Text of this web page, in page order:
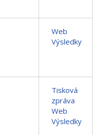
Web
Výsledky
Tisková
zpráva
Web
Výsledky